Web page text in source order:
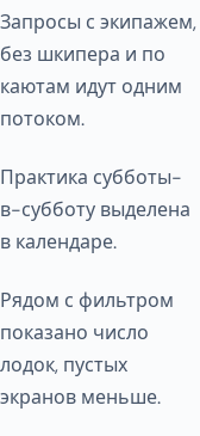
Запросы с экипажем,
без шкипера и по
каютам идут одним
потоком.
Практика субботы-
в-субботу выделена
в календаре.
Рядом с фильтром
показано число
лодок, пустых
экранов меньше.